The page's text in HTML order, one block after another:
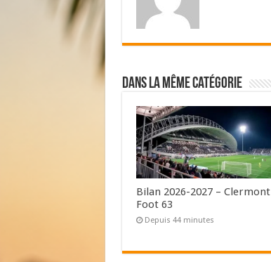
Dans la même catégorie
Bilan 2026-2027 – Clermont
Foot 63
Depuis 44 minutes